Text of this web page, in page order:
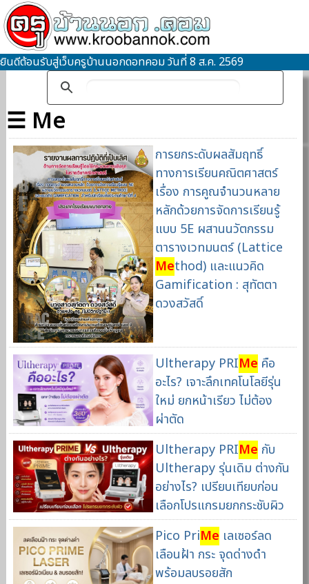
ยินดีต้อนรับสู่เว็บครูบ้านนอกดอทคอม วันที่ 8 ส.ค. 2569
☰ Me
การยกระดับผลสัมฤทธิ์
ทางการเรียนคณิตศาสตร์
เรื่อง การคูณจำนวนหลาย
หลักด้วยการจัดการเรียนรู้
แบบ 5E ผสานนวัตกรรม
ตารางเวทมนตร์ (Lattice
Method) และแนวคิด
Gamification : สุทัตตา
ดวงสวัสดิ์
Ultherapy PRIMe คือ
อะไร? เจาะลึกเทคโนโลยีรุ่น
ใหม่ ยกหน้าเรียว ไม่ต้อง
ผ่าตัด
Ultherapy PRIMe กับ
Ultherapy รุ่นเดิม ต่างกัน
อย่างไร? เปรียบเทียบก่อน
เลือกโปรแกรมยกกระชับผิว
Pico PriMe เลเซอร์ลด
เลือนฝ้า กระ จุดด่างดำ
พร้อมลบรอยสัก